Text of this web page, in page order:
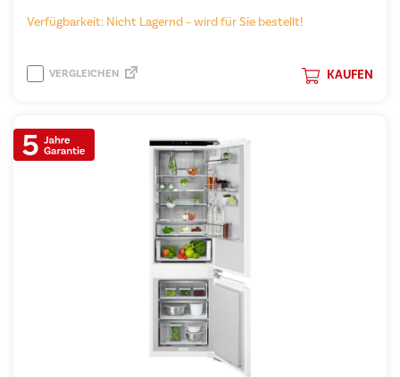
Verfügbarkeit: Nicht Lagernd – wird für Sie bestellt!
KAUFEN
VERGLEICHEN